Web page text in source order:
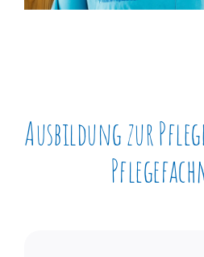
Ausbildung zur